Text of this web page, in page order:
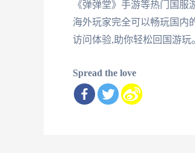
《弹弹堂》手游等热门国
海外玩家完全可以畅玩国内
访问体验,助你轻松回国游玩
Spread the love